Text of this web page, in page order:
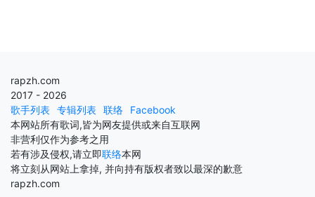
rapzh.com
2017 - 2026
歌手列表 专辑列表 联络
Facebook
本网站所有歌词,皆为网友提供或来自互联网
非营利仅作为参考之用
若有涉及侵权,请立即联络本网
将立刻从网站上拿掉, 并向持有版权者致以最深的歉意
rapzh.com